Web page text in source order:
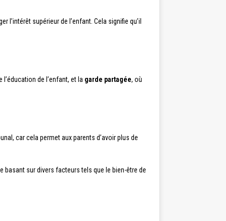
supérieur de l’enfant. Cela signifie qu’il
de l’enfant, et la garde partagée, où
car cela permet aux parents d’avoir plus de
basant sur divers facteurs tels que le bien-être de